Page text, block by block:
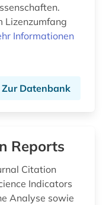
Lizenzumfang
Informationen
Zur Datenbank
Reports
Citation
Indicators